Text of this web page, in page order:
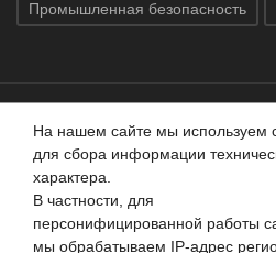
Промышленная безопасность
Все права защищены © 2020
защищены.Использование
Данный сайт не является
положениями статей
На нашем сайте мы используем
для сбора информации
характера.
В частности, для
персонифицированной работы
мы обрабатываем IP-адрес